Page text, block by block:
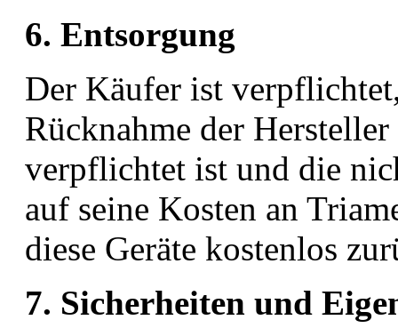
6. Entsorgung
Der Käufer ist
Rücknahme der
verpflichtet ist und die
auf seine Kosten an
diese Geräte kostenlos
7. Sicherheiten und